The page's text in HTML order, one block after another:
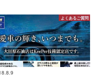
よくあるご質問